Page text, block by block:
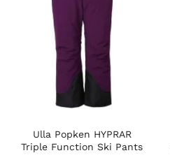
Ulla Popken HYPRAR
Triple Function Ski Pants